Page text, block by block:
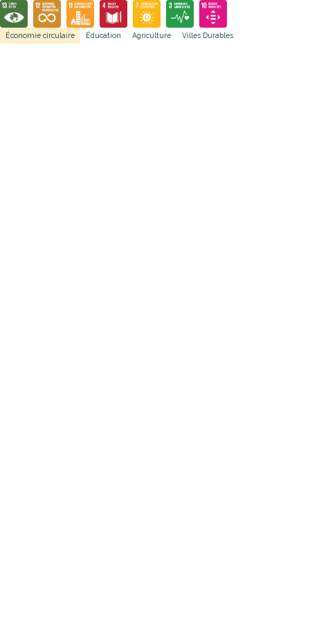
Économie circulaire Éducation Agriculture Villes Durables